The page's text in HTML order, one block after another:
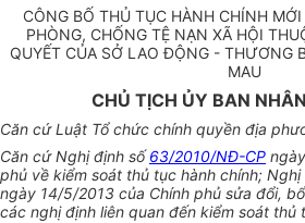
CÔNG BỐ THỦ TỤC HÀNH CHÍNH
PHÒNG, CHỐNG TỆ NẠN XÃ HỘI
QUYẾT CỦA SỞ LAO ĐỘNG - THƯƠNG
MAU
CHỦ TỊCH ỦY BAN
Căn cứ Luật Tổ chức chính quyền địa
Căn cứ Nghị định số63/2010/NĐ-CP
phủ về kiểm soát thủ tục hành chính;
ngày 14/5/2013 của Chính phủ sửa đổi,
các nghị định liên quan đến kiểm soát thủ